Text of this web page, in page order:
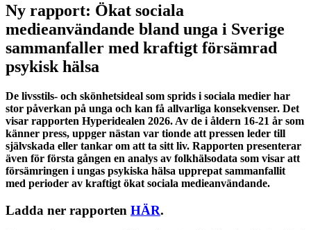
Ny rapport: Ökat sociala
medieanvändande bland unga i Sverige
sammanfaller med kraftigt försämrad
psykisk hälsa
De livsstils- och skönhetsideal som sprids i sociala medier har
stor påverkan på unga och kan få allvarliga konsekvenser. Det
visar rapporten Hyperidealen 2026. Av de i åldern 16-21 år som
känner press, uppger nästan var tionde att pressen leder till
självskada eller tankar om att ta sitt liv. Rapporten presenterar
även för första gången en analys av folkhälsodata som visar att
försämringen i ungas psykiska hälsa upprepat sammanfallit
med perioder av kraftigt ökat sociala medieanvändande.
Ladda ner rapporten HÄR.